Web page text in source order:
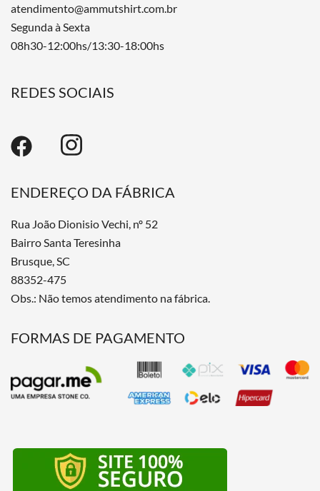
atendimento@ammutshirt.com.br
Segunda à Sexta
08h30-12:00hs/13:30-18:00hs
REDES SOCIAIS
ENDEREÇO DA FÁBRICA
Rua João Dionisio Vechi, nº 52
Bairro Santa Teresinha
Brusque, SC
88352-475
Obs.: Não temos atendimento na fábrica.
FORMAS DE PAGAMENTO